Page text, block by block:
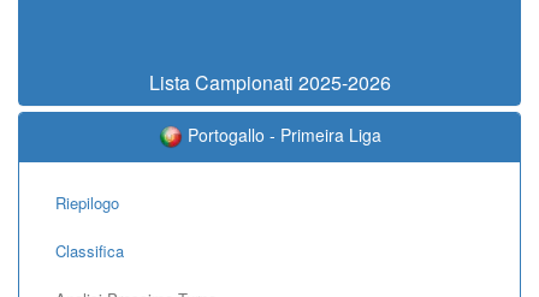
Lista Campionati 2025-2026
Portogallo - Primeira Liga
Riepilogo
Classifica